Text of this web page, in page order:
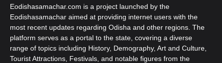
Eodishasamachar.com is a project launched by the
Eodishasamachar aimed at providing internet users with the
most recent updates regarding Odisha and other regions. The
platform serves as a portal to the state, covering a diverse
range of topics including History, Demography, Art and Culture,
Tourist Attractions, Festivals, and notable figures from the